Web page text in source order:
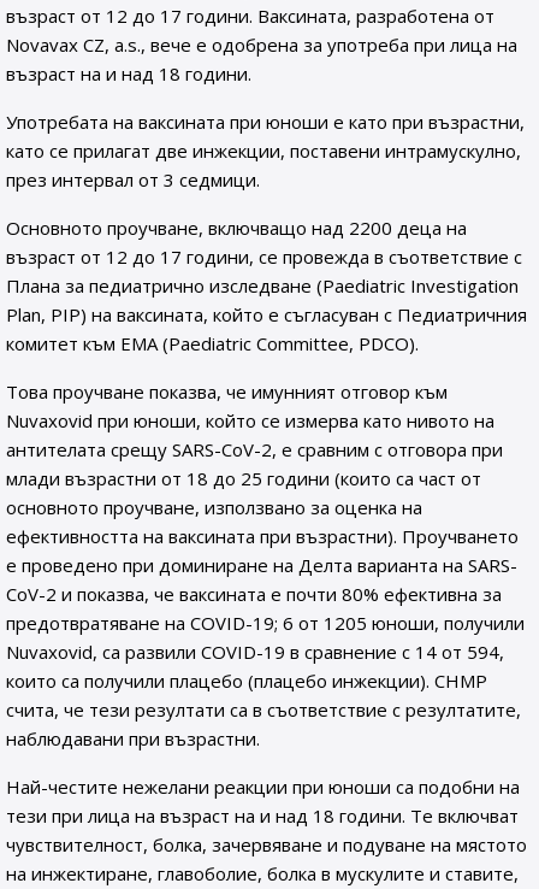
възраст от 12 до 17 години. Ваксината, разработена от
Novavax CZ, a.s., вече е одобрена за употреба при лица на
възраст на и над 18 години.
Употребата на ваксината при юноши е като при възрастни,
като се прилагат две инжекции, поставени интрамускулно,
през интервал от 3 седмици.
Основното проучване, включващо над 2200 деца на
възраст от 12 до 17 години, се провежда в съответствие с
Плана за педиатрично изследване (Paediatric Investigation
Plan, PIP) на ваксината, който е съгласуван с Педиатричния
комитет към EMA (Paediatric Committee, PDCO).
Това проучване показва, че имунният отговор към
Nuvaxovid при юноши, който се измерва като нивото на
антителата срещу SARS-CoV-2, е сравним с отговора при
млади възрастни от 18 до 25 години (които са част от
основното проучване, използвано за оценка на
ефективността на ваксината при възрастни). Проучването
е проведено при доминиране на Делта варианта на SARS-
CoV-2 и показва, че ваксината е почти 80% ефективна за
предотвратяване на COVID-19; 6 от 1205 юноши, получили
Nuvaxovid, са развили COVID-19 в сравнение с 14 от 594,
които са получили плацебо (плацебо инжекции). CHMP
счита, че тези резултати са в съответствие с резултатите,
наблюдавани при възрастни.
Най-честите нежелани реакции при юноши са подобни на
тези при лица на възраст на и над 18 години. Те включват
чувствителност, болка, зачервяване и подуване на мястото
на инжектиране, главоболие, болка в мускулите и ставите,